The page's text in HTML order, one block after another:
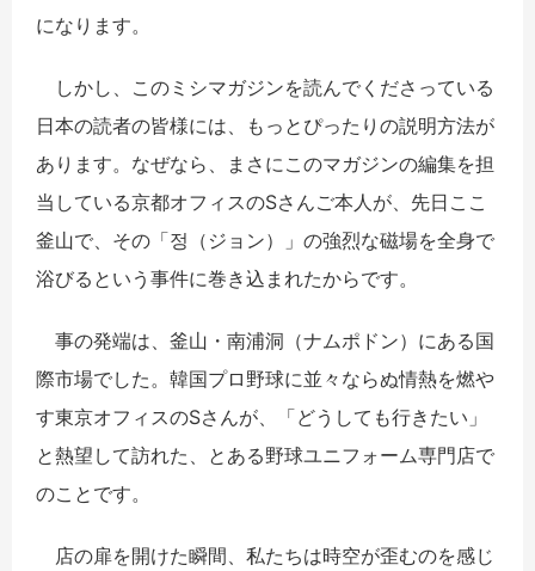
になります。
しかし、このミシマガジンを読んでくださっている
日本の読者の皆様には、もっとぴったりの説明方法が
あります。なぜなら、まさにこのマガジンの編集を担
当している京都オフィスのSさんご本人が、先日ここ
釜山で、その「정（ジョン）
」の強烈な磁場を全身で
浴びるという事件に巻き込まれたからです。
事の発端は、釜山・南浦洞（ナムポドン）にある国
際市場でした。韓国プロ野球に並々ならぬ情熱を燃や
す東京オフィスのSさんが、「どうしても行きたい」
と熱望して訪れた、とある野球ユニフォーム専門店で
のことです。
店の扉を開けた瞬間、私たちは時空が歪むのを感じ